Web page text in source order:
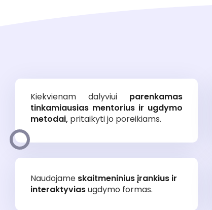
Kiekvienam dalyviui parenkamas
tinkamiausias mentorius ir ugdymo
metodai, pritaikyti jo poreikiams.
Naudojame skaitmeninius įrankius ir
interaktyviasugdymo formas.